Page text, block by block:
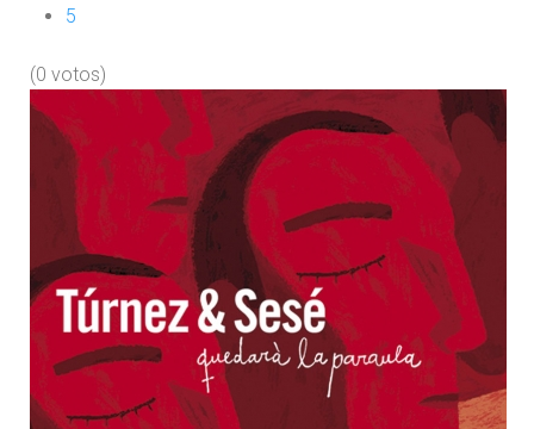
5
(0 votos)